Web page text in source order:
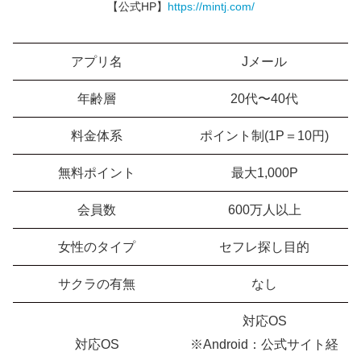
【公式HP】 https://mintj.com/
アプリ名 Jメール
年齢層 20代〜40代
料金体系 ポイント制(1P＝10円)
無料ポイント 最大1,000P
会員数 600万人以上
女性のタイプ セフレ探し目的
サクラの有無 なし
対応OS
対応OS
※Android：公式サイト経